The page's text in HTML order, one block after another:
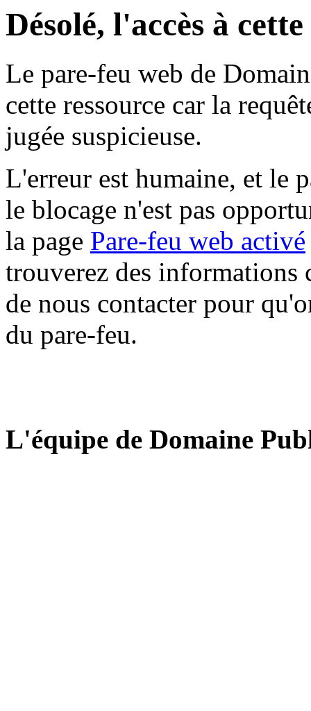
Désolé, l'accès à
Le pare-feu web de
cette ressource car la
jugée suspicieuse.
L'erreur est humaine, et le
le blocage n'est pas
la page Pare-feu web activé
trouverez des informations
de nous contacter pour
du pare-feu.
L'équipe de Domaine